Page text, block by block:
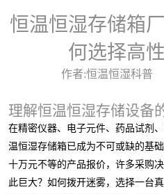
恒温恒湿存储箱
何选择高
作者:恒温恒湿科普
理解恒温恒湿存储设备
在精密仪器、电子元件、药品试剂
温恒湿存储箱已成为不可或缺的基
十万元不等的产品报价，许多采购
此巨大？如何拨开迷雾，选择一台